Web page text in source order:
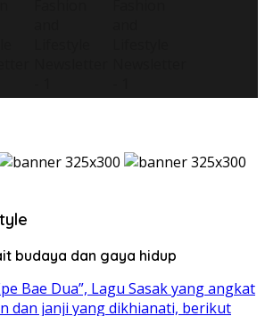
budaya dan gaya hidup